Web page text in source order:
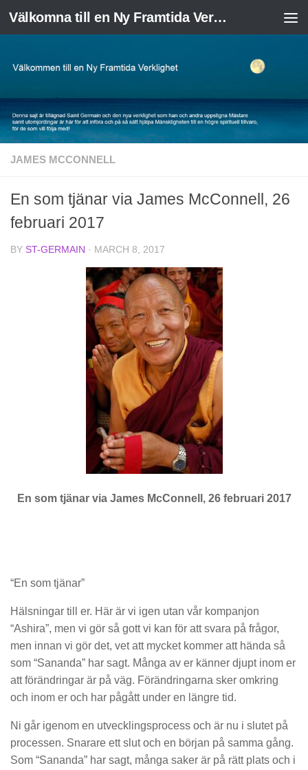
Skip to content Välkomna till en Ny Framtida Verklighet
JAMES MCCONNELL
En som tjänar via James McConnell, 26
februari 2017
BY ST-GERMAIN · MARCH 8, 2017
En som tjänar via James McConnell, 26 februari 2017
“En som tjänar”
Hälsningar till er. Här är vi igen utan vår kompanjon
“Ashira”, men vi gör så gott vi kan för att svara på frågor,
men innan vi gör det, vet att mycket kommer att hända så
som “Sananda” har sagt. Många av er känner djupt inom er
att förändringar är på väg. Förändringarna sker omkring
och inom er och har pågått under en längre tid.
Ni går igenom en utvecklingsprocess och är nu i slutet på
processen. Snarare ett slut och en början på samma gång.
Som “Sananda” har sagt, många saker är på rätt plats och i